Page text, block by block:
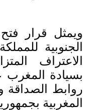
ويمثل قرار
الجنوبية
الاعتراف
بسيادة المغرب
روابط الصداقة
المغربية